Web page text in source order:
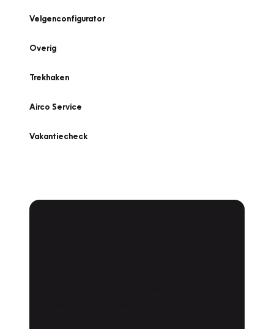
Velgenconfigurator
Overig
Trekhaken
Airco Service
Vakantiecheck